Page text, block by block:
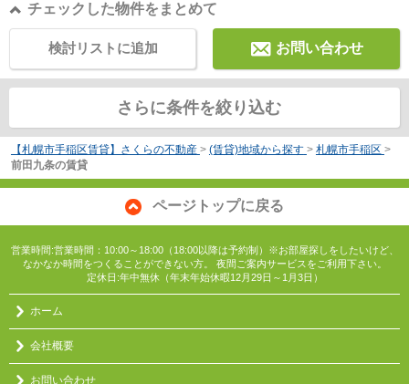
チェックした物件をまとめて
お問い合わせ
検討リストに追加
さらに条件を絞り込む
【札幌市手稲区賃貸】さくらの不動産 > (賃貸)地域から探す > 札幌市手稲区 >
前田九条の賃貸
ページトップに戻る
営業時間:営業時間：10:00～18:00（18:00以降は予約制）※お部屋探しをしたいけど、
なかなか時間をつくることができない方。 夜間ご案内サービスをご利用下さい。
定休日:年中無休（年末年始休暇12月29日～1月3日）
ホーム
会社概要
お問い合わせ